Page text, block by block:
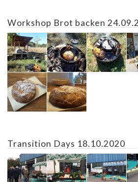
Workshop Brot backen
Transition Days 18.10.2020